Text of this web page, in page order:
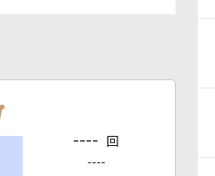
---- 回
----